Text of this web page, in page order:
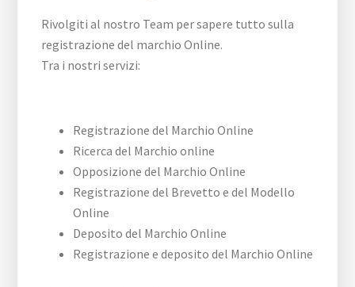
Rivolgiti al nostro Team per sapere tutto sulla
registrazione del marchio Online.
Tra i nostri servizi:
Registrazione del Marchio Online
Ricerca del Marchio online
Opposizione del Marchio Online
Registrazione del Brevetto e del Modello
Online
Deposito del Marchio Online
Registrazione e deposito del Marchio Online